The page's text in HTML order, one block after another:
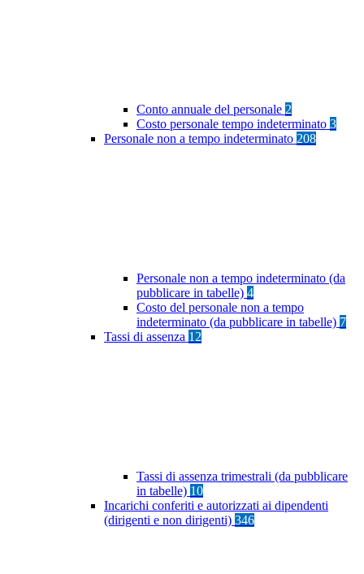
Conto annuale del personale 2
Costo personale tempo indeterminato 3
Personale non a tempo indeterminato 208
Personale non a tempo indeterminato (da
pubblicare in tabelle) 4
Costo del personale non a tempo
indeterminato (da pubblicare in tabelle) 7
Tassi di assenza 12
Tassi di assenza trimestrali (da pubblicare
in tabelle) 10
Incarichi conferiti e autorizzati ai dipendenti
(dirigenti e non dirigenti) 346